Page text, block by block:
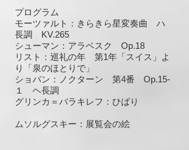
プログラム
モーツァルト：きらきら星変奏曲 ハ
長調 KV.265
​シューマン：アラベスク Op.18
リスト：巡礼の年 第1年「スイス」よ
り「泉のほとりで」
ショパン：ノクターン 第4番 Op.15-
１ ヘ長調
グリンカ＝バラキレフ：ひばり
ムソルグスキー：展覧会の絵